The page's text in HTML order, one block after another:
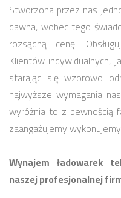
Stworzona przez nas
dawna, wobec tego
rozsądną cenę.
Klientów indywidualnych,
starając się wzorowo
najwyższe wymagania
wyróżnia to z pewnością
zaangażujemy
Wynajem ładowarek
naszej profesjonalnej